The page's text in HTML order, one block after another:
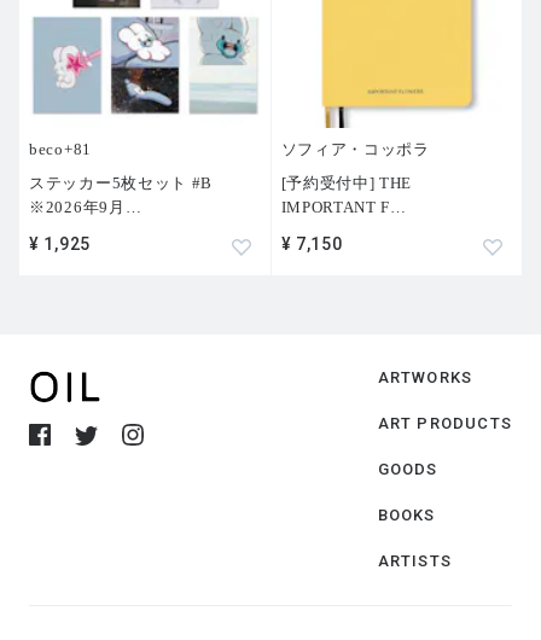
beco+81
ステッカー5枚セット #B
※2026年9月
¥ 1,925
ソフィア・コッポラ
[予約受付中] THE
IMPORTANT F
¥ 7,150
ARTWORKS
ART PRODUCTS
GOODS
BOOKS
ARTISTS